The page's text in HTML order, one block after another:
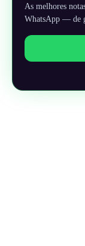
As melhores
WhatsApp — de